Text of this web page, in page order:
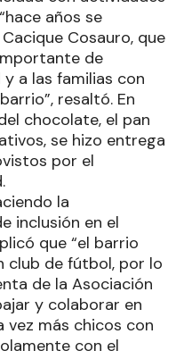
años se
Cosauro, que
de
a las familias con
resaltó. En
chocolate, el pan
se hizo entrega
por el
la
inclusión en el
que “el barrio
club de fútbol, por lo
de la Asociación
y colaborar en
vez más chicos con
con el